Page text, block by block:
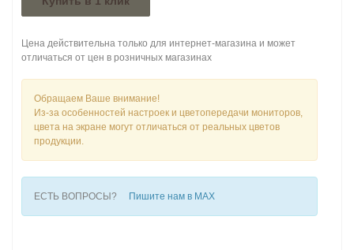
Цена действительна только для интернет-магазина и может
отличаться от цен в розничных магазинах
Обращаем Ваше внимание!
Из-за особенностей настроек и цветопередачи мониторов,
цвета на экране могут отличаться от реальных цветов
продукции.
ЕСТЬ ВОПРОСЫ? Пишите нам в MAX